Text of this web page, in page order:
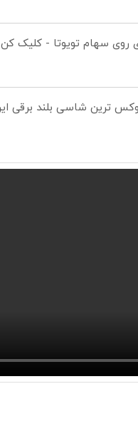
روی سهام تویوتا - کلیک کن